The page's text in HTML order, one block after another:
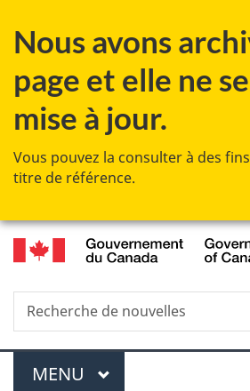
Nous avons
page et elle ne
mise à jour.
Vous pouvez la consulter à des
titre de référence.
au
à
Au
»
à
Recherche
Recherche
de
Menu
MENU PRINCIPAL